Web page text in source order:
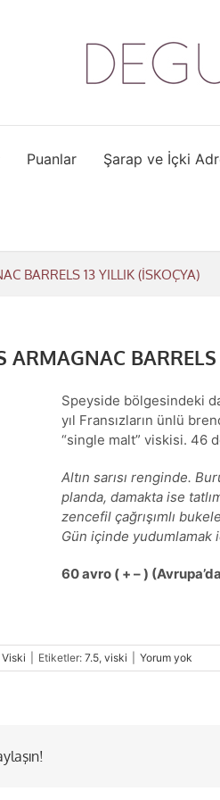
Puanlar Şarap ve İçki
BARRELS 13 YILLIK (İSKOÇYA)
ARMAGNAC
Speyside bölgesindeki
yıl Fransızların ünlü
“single malt” viskisi. 46
Altın sarısı renginde.
planda, damakta ise
zencefil çağrışımlı
Gün içinde yudumlamak
60 avro ( + – )
Viski Etiketler: 7.5, viski Yorum yok